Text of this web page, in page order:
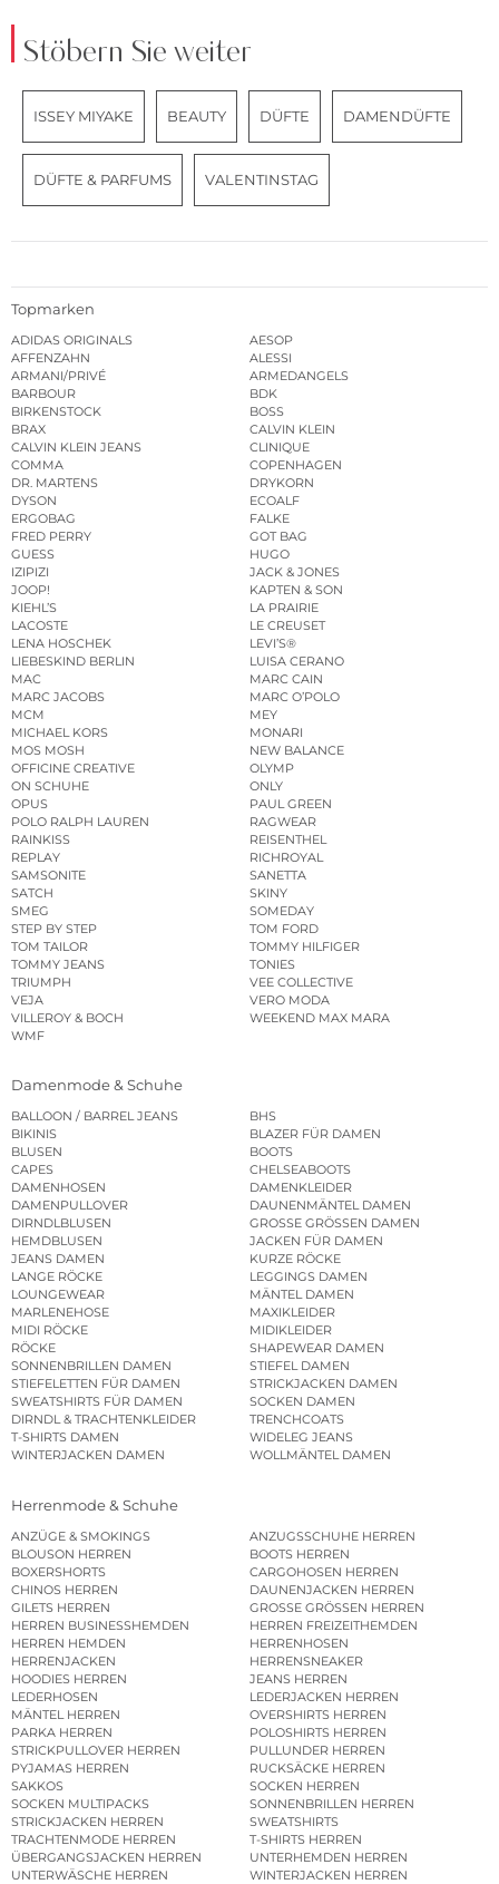
Stöbern Sie weiter
ISSEY MIYAKE BEAUTY DÜFTE DAMENDÜFTE
DÜFTE & PARFUMS VALENTINSTAG
Topmarken
ADIDAS ORIGINALS
AESOP
AFFENZAHN
ALESSI
ARMANI/PRIVÉ
ARMEDANGELS
BARBOUR
BDK
BIRKENSTOCK
BOSS
BRAX
CALVIN KLEIN
CALVIN KLEIN JEANS
CLINIQUE
COMMA
COPENHAGEN
DR. MARTENS
DRYKORN
DYSON
ECOALF
ERGOBAG
FALKE
FRED PERRY
GOT BAG
GUESS
HUGO
IZIPIZI
JACK & JONES
JOOP!
KAPTEN & SON
KIEHL’S
LA PRAIRIE
LACOSTE
LE CREUSET
LENA HOSCHEK
LEVI’S®
LIEBESKIND BERLIN
LUISA CERANO
MAC
MARC CAIN
MARC JACOBS
MARC O’POLO
MCM
MEY
MICHAEL KORS
MONARI
MOS MOSH
NEW BALANCE
OFFICINE CREATIVE
OLYMP
ON SCHUHE
ONLY
OPUS
PAUL GREEN
POLO RALPH LAUREN
RAGWEAR
RAINKISS
REISENTHEL
REPLAY
RICHROYAL
SAMSONITE
SANETTA
SATCH
SKINY
SMEG
SOMEDAY
STEP BY STEP
TOM FORD
TOM TAILOR
TOMMY HILFIGER
TOMMY JEANS
TONIES
TRIUMPH
VEE COLLECTIVE
VEJA
VERO MODA
VILLEROY & BOCH
WEEKEND MAX MARA
WMF
Damenmode & Schuhe
BALLOON / BARREL JEANS
BHS
BIKINIS
BLAZER FÜR DAMEN
BLUSEN
BOOTS
CAPES
CHELSEABOOTS
DAMENHOSEN
DAMENKLEIDER
DAMENPULLOVER
DAUNENMÄNTEL DAMEN
DIRNDLBLUSEN
GROSSE GRÖSSEN DAMEN
HEMDBLUSEN
JACKEN FÜR DAMEN
JEANS DAMEN
KURZE RÖCKE
LANGE RÖCKE
LEGGINGS DAMEN
LOUNGEWEAR
MÄNTEL DAMEN
MARLENEHOSE
MAXIKLEIDER
MIDI RÖCKE
MIDIKLEIDER
RÖCKE
SHAPEWEAR DAMEN
SONNENBRILLEN DAMEN
STIEFEL DAMEN
STIEFELETTEN FÜR DAMEN
STRICKJACKEN DAMEN
SWEATSHIRTS FÜR DAMEN
SOCKEN DAMEN
DIRNDL & TRACHTENKLEIDER
TRENCHCOATS
T-SHIRTS DAMEN
WIDELEG JEANS
WINTERJACKEN DAMEN
WOLLMÄNTEL DAMEN
Herrenmode & Schuhe
ANZÜGE & SMOKINGS
ANZUGSSCHUHE HERREN
BLOUSON HERREN
BOOTS HERREN
BOXERSHORTS
CARGOHOSEN HERREN
CHINOS HERREN
DAUNENJACKEN HERREN
GILETS HERREN
GROSSE GRÖSSEN HERREN
HERREN BUSINESSHEMDEN
HERREN FREIZEITHEMDEN
HERREN HEMDEN
HERRENHOSEN
HERRENJACKEN
HERRENSNEAKER
HOODIES HERREN
JEANS HERREN
LEDERHOSEN
LEDERJACKEN HERREN
MÄNTEL HERREN
OVERSHIRTS HERREN
PARKA HERREN
POLOSHIRTS HERREN
STRICKPULLOVER HERREN
PULLUNDER HERREN
PYJAMAS HERREN
RUCKSÄCKE HERREN
SAKKOS
SOCKEN HERREN
SOCKEN MULTIPACKS
SONNENBRILLEN HERREN
STRICKJACKEN HERREN
SWEATSHIRTS
TRACHTENMODE HERREN
T-SHIRTS HERREN
ÜBERGANGSJACKEN HERREN
UNTERHEMDEN HERREN
UNTERWÄSCHE HERREN
WINTERJACKEN HERREN